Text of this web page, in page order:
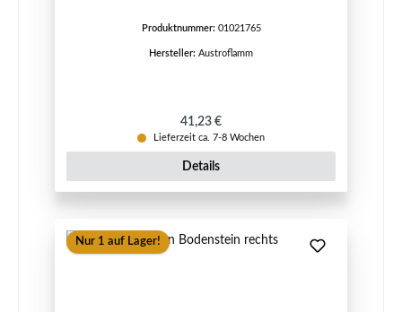
Produktnummer: 01021765
Hersteller: Austroflamm
Regulärer Preis:
41,23 €
Lieferzeit ca. 7-8 Wochen
Details
Nur 1 auf Lager!